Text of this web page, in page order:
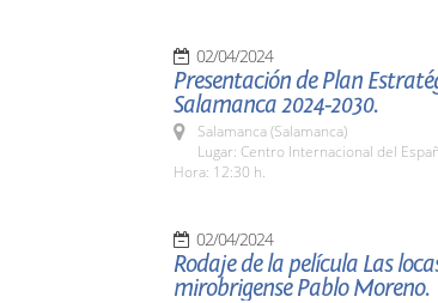
02/04/2024
Presentación de Plan
Salamanca 2024-2030.
Salamanca (Salamanca)
Lugar: Centro Internacional del
Hora: 12:30 h.
02/04/2024
Rodaje de la película Las
mirobrigense Pablo Moreno.